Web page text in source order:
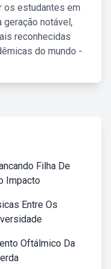
os estudantes em
geração notável,
reconhecidas
do mundo -
Filha De
Impacto
Entre Os
Oftálmico Da